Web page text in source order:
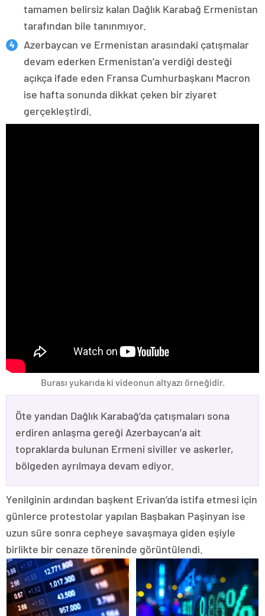
tamamen belirsiz kalan Dağlık Karabağ Ermenistan
tarafından bile tanınmıyor.
Azerbaycan ve Ermenistan arasındaki çatışmalar
devam ederken Ermenistan’a verdiği desteği
açıkça ifade eden Fransa Cumhurbaşkanı Macron
ise hafta sonunda dikkat çeken bir ziyaret
gerçekleştirdi.
Burası yukarıda ki videonun altyazı örneğidir.
Öte yandan Dağlık Karabağ’da çatışmaları sona
erdiren anlaşma gereği Azerbaycan’a ait
topraklarda bulunan Ermeni siviller ve askerler,
bölgeden ayrılmaya devam ediyor.
Yenilginin ardından başkent Erivan’da istifa etmesi için
günlerce protestolar yapılan Başbakan Paşinyan ise
uzun süre sonra cepheye savaşmaya giden eşiyle
birlikte bir cenaze töreninde görüntülendi.